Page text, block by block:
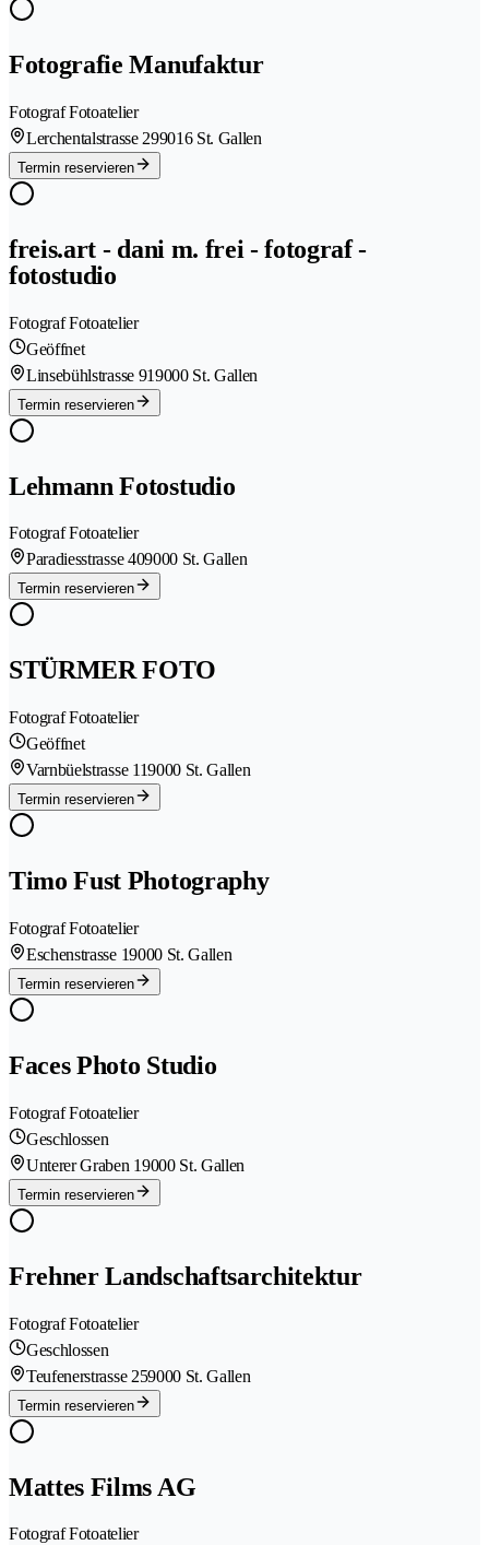
Fotografie Manufaktur
Fotograf Fotoatelier
Lerchentalstrasse 299016 St. Gallen
Termin reservieren
freis.art - dani m. frei - fotograf -
fotostudio
Fotograf Fotoatelier
Geöffnet
Linsebühlstrasse 919000 St. Gallen
Termin reservieren
Lehmann Fotostudio
Fotograf Fotoatelier
Paradiesstrasse 409000 St. Gallen
Termin reservieren
STÜRMER FOTO
Fotograf Fotoatelier
Geöffnet
Varnbüelstrasse 119000 St. Gallen
Termin reservieren
Timo Fust Photography
Fotograf Fotoatelier
Eschenstrasse 19000 St. Gallen
Termin reservieren
Faces Photo Studio
Fotograf Fotoatelier
Geschlossen
Unterer Graben 19000 St. Gallen
Termin reservieren
Frehner Landschaftsarchitektur
Fotograf Fotoatelier
Geschlossen
Teufenerstrasse 259000 St. Gallen
Termin reservieren
Mattes Films AG
Fotograf Fotoatelier